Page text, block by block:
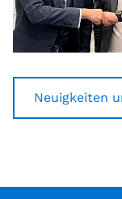
Neuigkeiten